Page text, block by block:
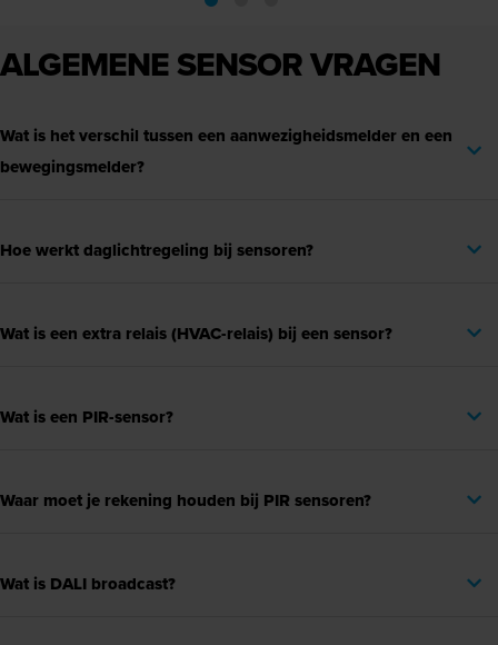
ALGEMENE SENSOR VRAGEN
Wat is het verschil tussen een aanwezigheidsmelder en een
bewegingsmelder?
Hoe werkt daglichtregeling bij sensoren?
Wat is een extra relais (HVAC-relais) bij een sensor?
Wat is een PIR-sensor?
Waar moet je rekening houden bij PIR sensoren?
Wat is DALI broadcast?